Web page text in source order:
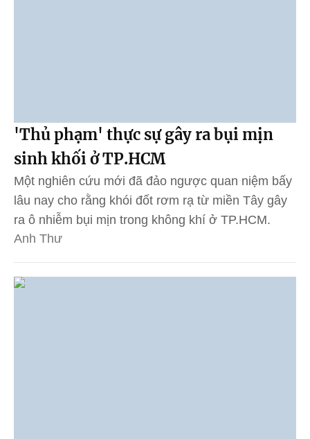
'Thủ phạm' thực sự gây ra bụi mịn
sinh khối ở TP.HCM
Một nghiên cứu mới đã đảo ngược quan niệm bấy
lâu nay cho rằng khói đốt rơm rạ từ miền Tây gây
ra ô nhiễm bụi mịn trong không khí ở TP.HCM.
Anh Thư